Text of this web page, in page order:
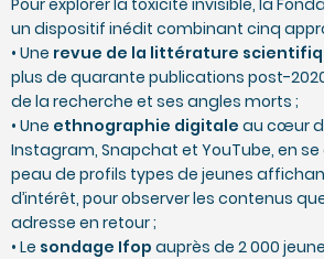
Pour explorer la toxicité invisible, la
un dispositif inédit combinant cinq
• Une revue de la littérature
plus de quarante publications post-
de la recherche et ses angles morts ;
• Une ethnographie digitale au cœur
Instagram, Snapchat et YouTube, en
peau de profils types de jeunes
d’intérêt, pour observer les contenus
adresse en retour ;
• Le sondage Ifop auprès de 2 000